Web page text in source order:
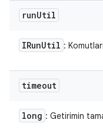
runUtil
IRunUtil :
timeout
long : Getirimin